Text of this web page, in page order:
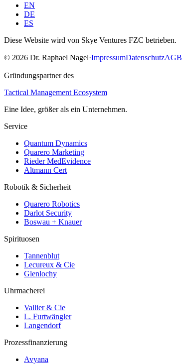
EN
DE
ES
Diese Website wird von Skye Ventures FZC betrieben.
© 2026 Dr. Raphael Nagel·ImpressumDatenschutzAGB
Gründungspartner des
Tactical Management Ecosystem
Eine Idee, größer als ein Unternehmen.
Service
Quantum Dynamics
Quarero Marketing
Rieder MedEvidence
Altmann Cert
Robotik & Sicherheit
Quarero Robotics
Darlot Security
Boswau + Knauer
Spirituosen
Tannenblut
Lecureux & Cie
Glenlochy
Uhrmacherei
Vallier & Cie
L. Furtwängler
Langendorf
Prozessfinanzierung
Avyana